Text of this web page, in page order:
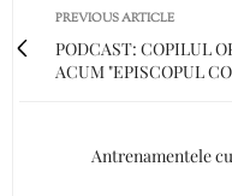
PREVIOUS ARTICLE
PODCAST: COPILUL
ACUM "EPISCOPUL
Antrenamentele